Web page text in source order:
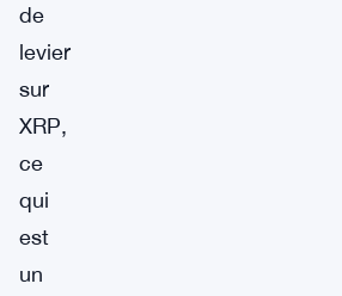
de
levier
sur
XRP,
ce
qui
est
un